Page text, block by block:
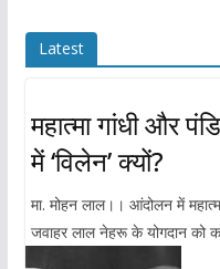
Latest
महात्मा गांधी और
में ‘विलेन’ क्यों?
मा. मोहन लाल।। आंदोलन में
जवाहर लाल नेहरू के योगदान को